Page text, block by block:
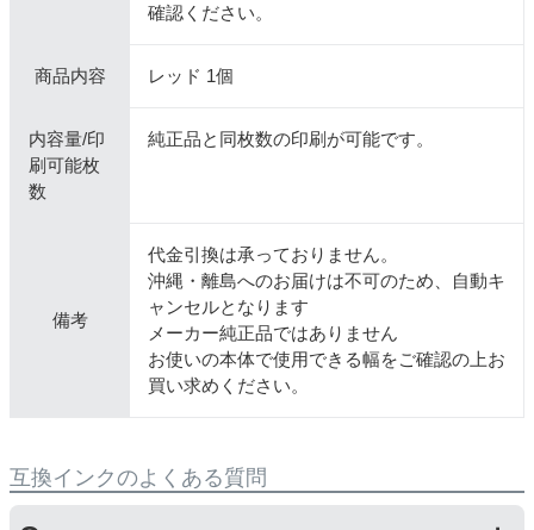
確認ください。
商品内容 レッド 1個
内容量/印
刷可能枚
数
純正品と同枚数の印刷が可能です。
備考
代金引換は承っておりません。
沖縄・離島へのお届けは不可のため、自動キ
ャンセルとなります
メーカー純正品ではありません
お使いの本体で使用できる幅をご確認の上お
買い求めください。
互換インクのよくある質問